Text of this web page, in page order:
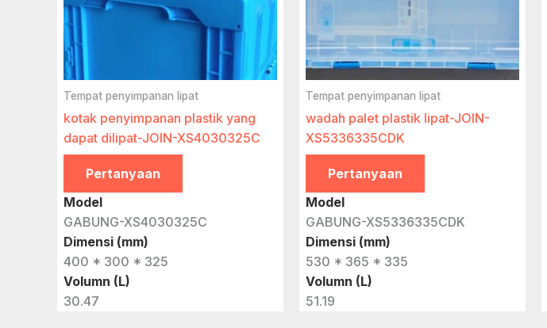
Tempat penyimpanan lipat
kotak penyimpanan plastik yang
dapat dilipat-JOIN-XS4030325C
Pertanyaan
Model
GABUNG-XS4030325C
Dimensi (mm)
400 * 300 * 325
Volumn (L)
30.47
Tempat penyimpanan lipat
wadah palet plastik lipat-JOIN-
XS5336335CDK
Pertanyaan
Model
GABUNG-XS5336335CDK
Dimensi (mm)
530 * 365 * 335
Volumn (L)
51.19